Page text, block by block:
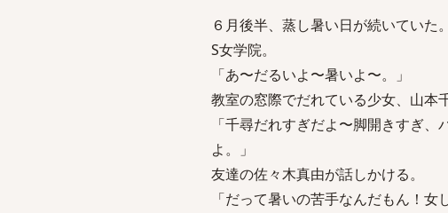
６月後半、蒸し暑い日が続いていた
S女学院。
「あ〜だるいよ〜暑いよ〜。」
教室の窓際でだれている少女、山本
「千尋だれすぎだよ〜脚開きすぎ
よ。」
友達の佐々木真由が話しかける。
「だって暑いの苦手なんだもん！女